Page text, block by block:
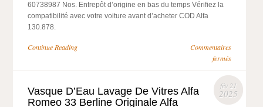
60738987 Nos. Entrepôt d’origine en bas du temps Vérifiez la
compatibilité avec votre voiture avant d’acheter COD Alfa
130.878.
Continue Reading
Commentaires
fermés
fév 21
2025
Vasque D’Eau Lavage De Vitres Alfa
Romeo 33 Berline Originale Alfa